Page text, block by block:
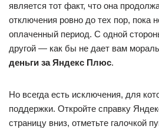
является тот факт, что она
отключения ровно до тех пор, пока
оплаченный период. С одной
другой — как бы не дает вам
деньги за Яндекс Плюс.
Но всегда есть исключения, для
поддержки. Откройте справку
страницу вниз, отметьте галочкой